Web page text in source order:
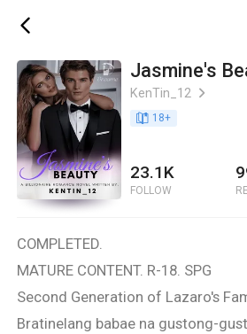
ic_back
Jasmine's
KenTin_12 ic_arrow_right
book_age 18+
23.1K
FOLLOW
COMPLETED.
MATURE CONTENT. R-18. SPG
Second Generation of Lazaro's
Bratinelang babae na gustong-